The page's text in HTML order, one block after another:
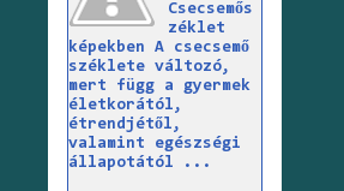
Csecsemős
zéklet
képekben A csecsemő
széklete változó,
mert függ a gyermek
életkorától,
étrendjétől,
valamint egészségi
állapotától ...